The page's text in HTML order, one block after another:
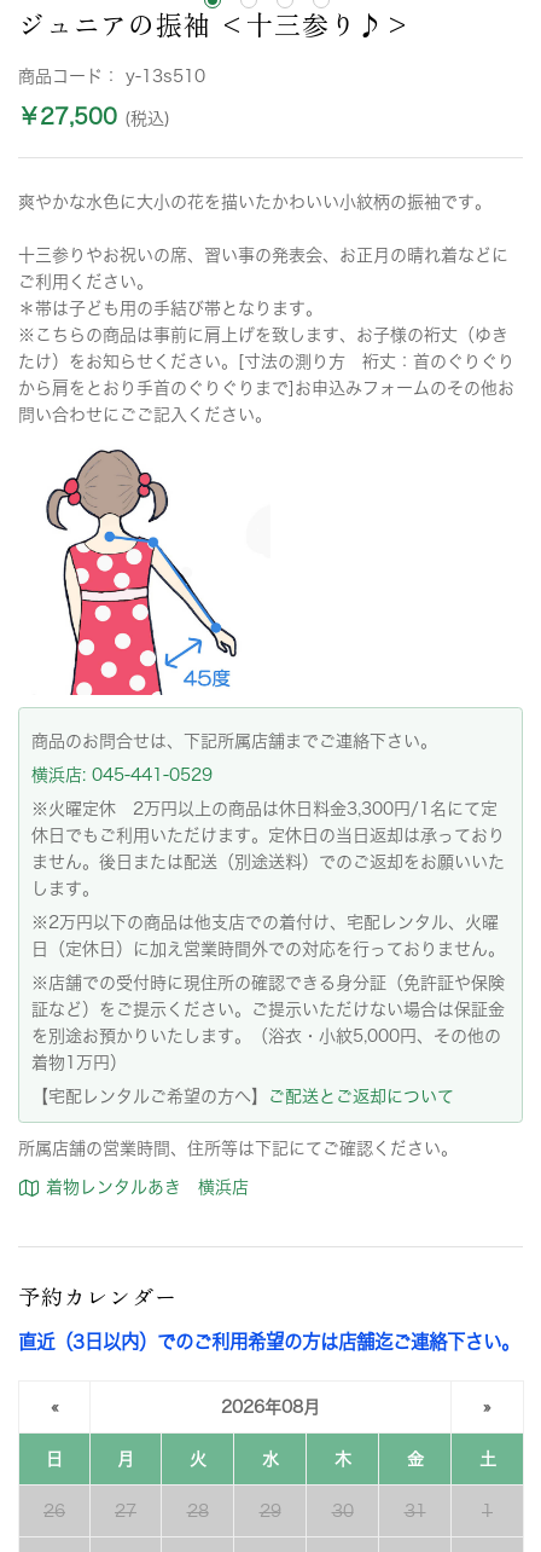
ジュニアの振袖 <十三参り♪>
商品コード： y-13s510
￥27,500 (税込)
爽やかな水色に大小の花を描いたかわいい小紋柄の振袖です。
十三参りやお祝いの席、習い事の発表会、お正月の晴れ着などに
ご利用ください。
＊帯は子ども用の手結び帯となります。
※こちらの商品は事前に肩上げを致します、お子様の裄丈（ゆき
たけ）をお知らせください。[寸法の測り方 裄丈：首のぐりぐり
から肩をとおり手首のぐりぐりまで]お申込みフォームのその他お
問い合わせにごご記入ください。
商品のお問合せは、下記所属店舗までご連絡下さい。
横浜店: 045-441-0529
※火曜定休 2万円以上の商品は休日料金3,300円/1名にて定
休日でもご利用いただけます。定休日の当日返却は承っており
ません。後日または配送（別途送料）でのご返却をお願いいた
します。
※2万円以下の商品は他支店での着付け、宅配レンタル、火曜
日（定休日）に加え営業時間外での対応を行っておりません。
※店舗での受付時に現住所の確認できる身分証（免許証や保険
証など）をご提示ください。ご提示いただけない場合は保証金
を別途お預かりいたします。（浴衣・小紋5,000円、その他の
着物1万円）
【宅配レンタルご希望の方へ】
ご配送とご返却について
所属店舗の営業時間、住所等は下記にてご確認ください。
着物レンタルあき 横浜店
予約カレンダー
直近（3日以内）でのご利用希望の方は店舗迄ご連絡下さい。
« 2026年08月 »
日 月 火 水 木 金 土
26 27 28 29 30 31 1